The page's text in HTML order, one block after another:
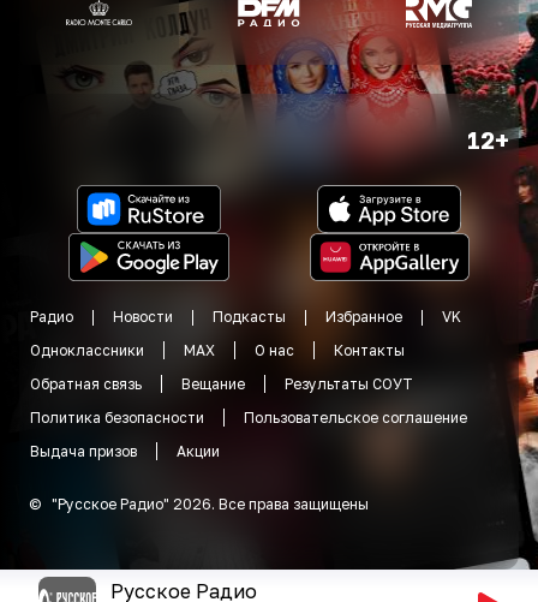
12+
Радио Новости Подкасты Избранное
VK
Одноклассники
MAX О нас
Контакты
Обратная связь
Вещание
Результаты СОУТ
Политика безопасности
Пользовательское соглашение
Выдача призов
Акции
© "Русское Радио" 2026. Все права защищены
Русское Радио